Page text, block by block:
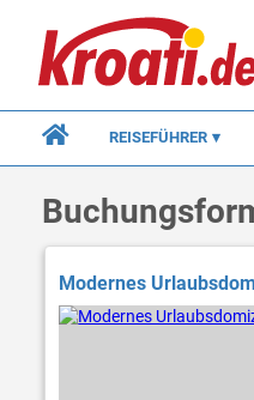
REISEFÜHRER
Modernes